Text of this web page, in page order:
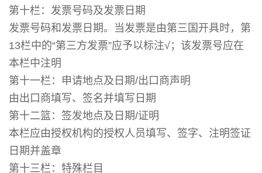
第十栏：发票号码及发票日期
发票号码和发票日期。当发票是由第三国开具时，第
13栏中的“第三方发票”应予以标注√；该发票号应在
本栏中注明
第十一栏：申请地点及日期/出口商声明
由出口商填写、签名并填写日期
第十二篮：签发地点及日期/证明
本栏应由授权机构的授权人员填写、签字、注明签证
日期并盖章
第十三栏：特殊栏目